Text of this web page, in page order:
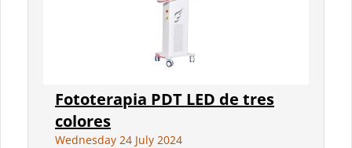
Fototerapia PDT LED de tres
colores
Wednesday 24 July 2024